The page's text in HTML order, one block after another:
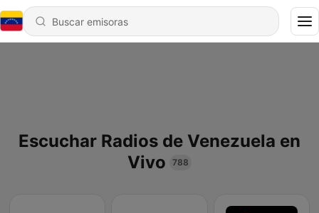
Escuchar Radios de Venezuela en
Vivo
788